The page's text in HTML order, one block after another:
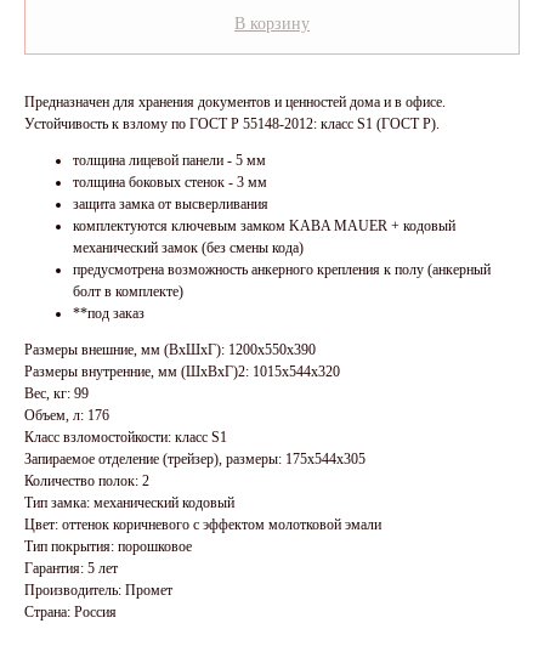
В корзину
Предназначен для хранения документов и ценностей дома и в офисе.
Устойчивость к взлому по ГОСТ Р 55148-2012: класс S1 (ГОСТ Р).
толщина лицевой панели - 5 мм
толщина боковых стенок - 3 мм
защита замка от высверливания
комплектуются ключевым замком KABA MAUER + кодовый
механический замок (без смены кода)
предусмотрена возможность анкерного крепления к полу (анкерный
болт в комплекте)
**под заказ
Размеры внешние, мм (ВхШхГ): 1200x550x390
Размеры внутренние, мм (ШхВхГ)2: 1015x544x320
Вес, кг: 99
Объем, л: 176
Класс взломостойкости: класс S1
Запираемое отделение (трейзер), размеры: 175x544x305
Количество полок: 2
Тип замка: механический кодовый
Цвет: оттенок коричневого с эффектом молотковой эмали
Тип покрытия: порошковое
Гарантия: 5 лет
Производитель: Промет
Страна: Россия